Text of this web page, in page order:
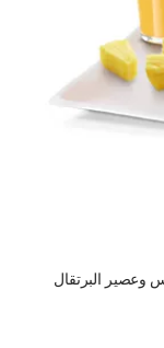
وعصير البرتقال